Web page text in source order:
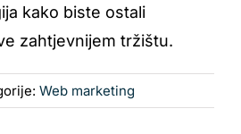
kako biste ostali
zahtjevnijem tržištu.
Web marketing